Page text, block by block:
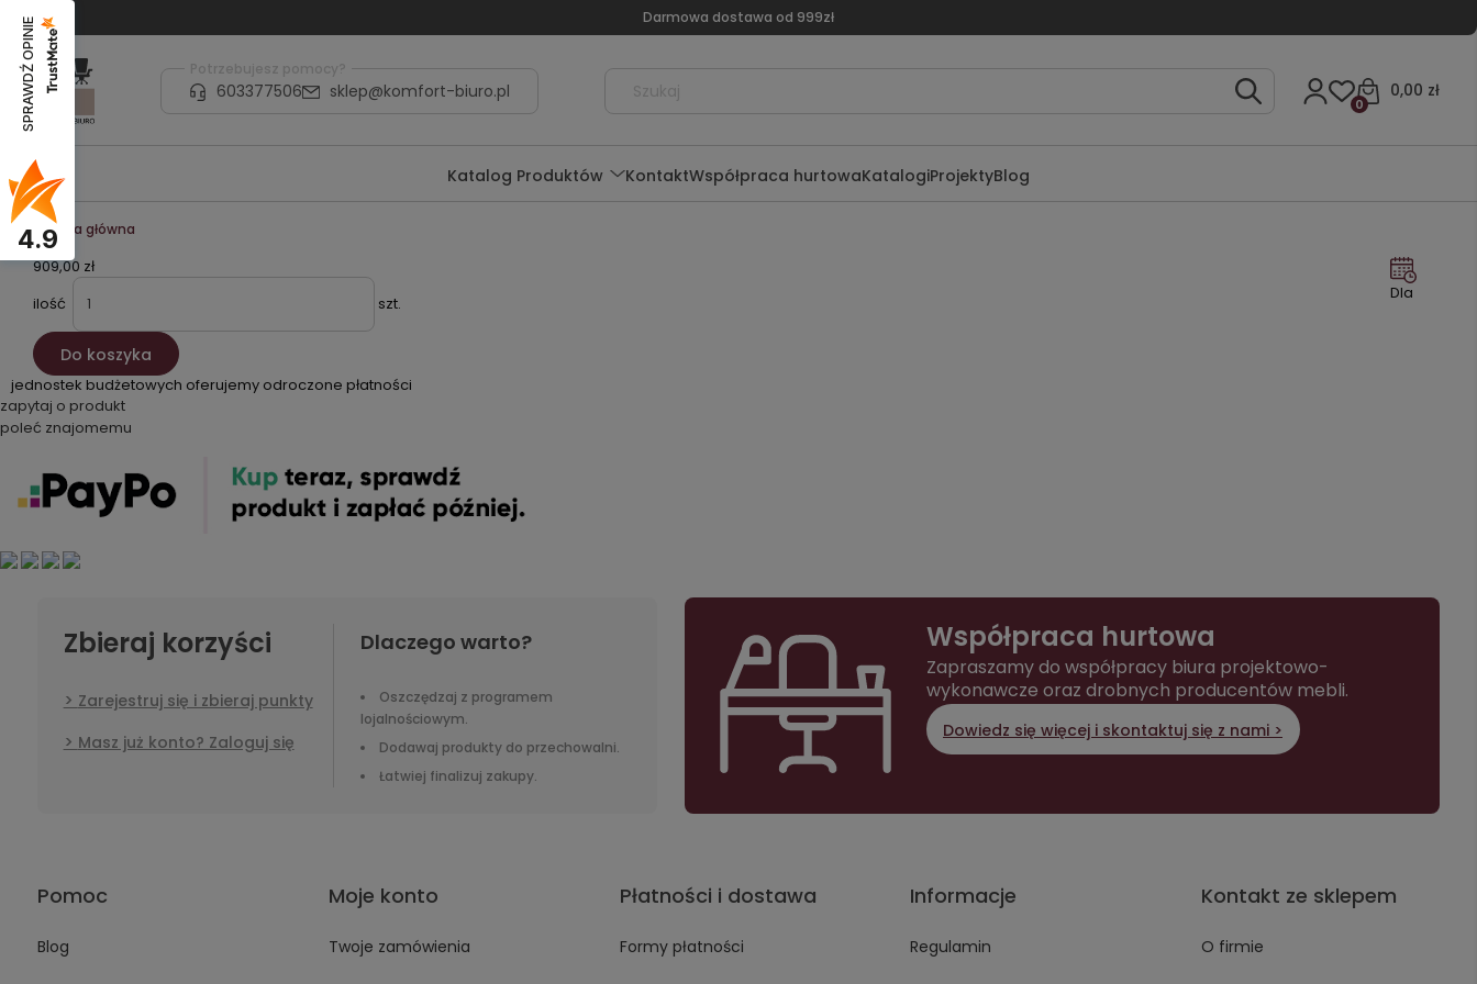
Darmowa dostawa od 999zł
Potrzebujesz pomocy?
603377506 sklep@komfort-biuro.pl 0,00 zł
0
Katalog Produktów KontaktWspółpraca hurtowaKatalogiProjektyBlog
Strona główna
909,00 zł
ilość
szt.
Do koszyka
Dla
jednostek budżetowych oferujemy odroczone płatności
zapytaj o produkt
poleć znajomemu
Zbieraj korzyści
Zarejestruj się i zbieraj punkty
Masz już konto? Zaloguj się
Dlaczego warto?
Oszczędzaj z programem
lojalnościowym.
Dodawaj produkty do przechowalni.
Łatwiej finalizuj zakupy.
Współpraca hurtowa
Zapraszamy do współpracy biura projektowo-
wykonawcze oraz drobnych producentów mebli.
Dowiedz się więcej i skontaktuj się z nami >
Pomoc
Blog
Moje konto
Twoje zamówienia
Płatności i dostawa
Formy płatności
Informacje
Regulamin
Kontakt ze sklepem
O firmie
SPRAWDŹ OPINIE
4.9